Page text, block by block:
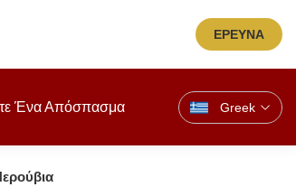
ΕΡΕΥΝΑ
Ένα Απόσπασμα Greek